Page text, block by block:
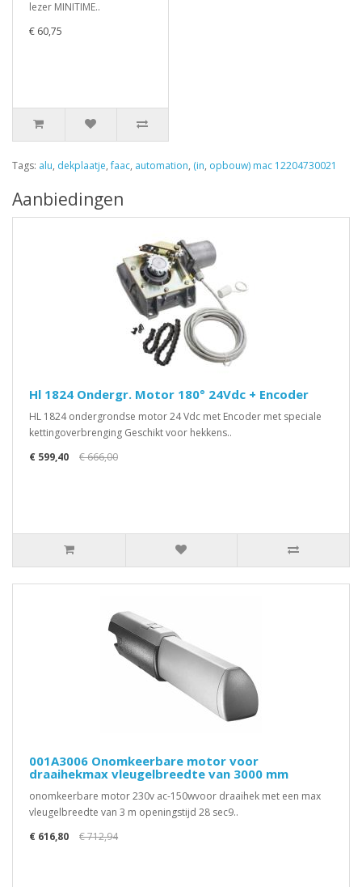
lezer MINITIME..
€ 60,75
Tags: alu, dekplaatje,faac, automation, (in, opbouw) mac 12204730021
Aanbiedingen
Hl 1824 Ondergr. Motor 180° 24Vdc + Encoder
HL 1824 ondergrondse motor 24 Vdc met Encoder met speciale
kettingoverbrenging Geschikt voor hekkens..
€ 599,40
€ 666,00
001A3006 Onomkeerbare motor voor
draaihekmax vleugelbreedte van 3000 mm
onomkeerbare motor 230v ac-150wvoor draaihek met een max
vleugelbreedte van 3 m openingstijd 28 sec9..
€ 616,80
€ 712,94